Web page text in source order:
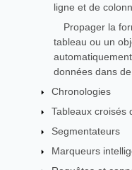
ligne et de
Propager la
tableau ou un
données dans
Chronologies
Tableaux croisés
Segmentateurs
Marqueurs